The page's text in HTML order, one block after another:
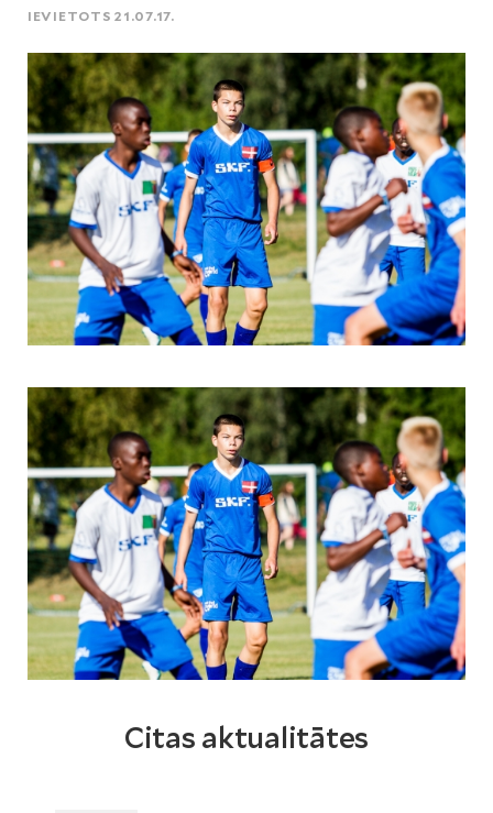
IEVIETOTS 21.07.17.
Citas aktualitātes